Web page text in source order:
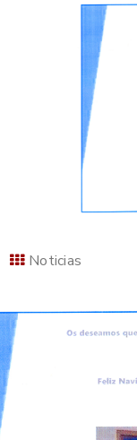
Noticias